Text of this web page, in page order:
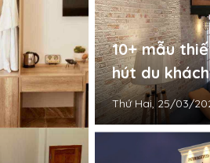
10+ mẫu
hút du
Thứ Hai, 25/03/